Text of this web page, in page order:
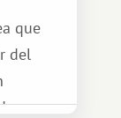
que
del